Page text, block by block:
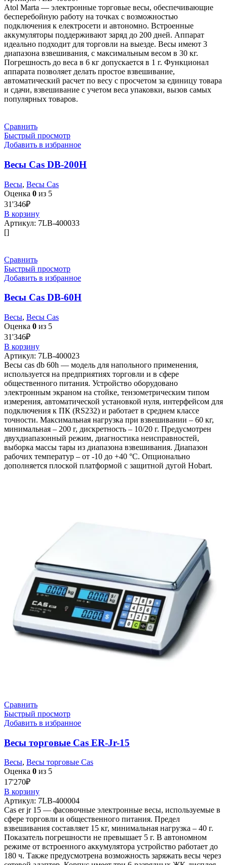
Atol Marta — электронные торговые весы, обеспечивающие
бесперебойную работу на точках с возможностью
подключения к електросети и автономно. Встроенные
аккумуляторы поддерживают заряд до 200 дней. Аппарат
идеально подходит для торговли на выезде. Весы имеют 3
диапазона взвешивания, с максимальным весом в 30 кг.
Погрешность до веса в 6 кг допускается в 1 г. Функционал
аппарата позволяет делать простое взвешивание,
автоматический расчет по весу с просчетом за единицу товара
и сдачи, взвешивание с учетом веса упаковки, вызов самых
популярных товаров.
Сравнить
Быстрый просмотр
Добавить в избранное
Весы Cas DB-200H
Весы, Весы Cas
Оценка 0 из 5
31'346₽
В корзину
Артикул: 7LB-400033
[]
Сравнить
Быстрый просмотр
Добавить в избранное
Весы Cas DB-60H
Весы, Весы Cas
Оценка 0 из 5
31'346₽
В корзину
Артикул: 7LB-400023
Весы cas db 60h — модель для напольного применения,
используется на предприятиях торговли и в сфере
общественного питания. Устройство оборудовано
электронным экраном на стойке, тензометрическим типом
измерения, автоматической установкой нуля, интерфейсом для
подключения к ПК (RS232) и работает в среднем классе
точности. Максимальная нагрузка при взвешивании – 60 кг,
минимальная – 200 г, дискретность – 10/20 г. Предусмотрен
двухдиапазонный режим, диагностика неисправностей,
выборка массы тары из диапазона взвешивания. Диапазон
рабочих температур – от -10 до +40 °C. Опционально
дополняется плоской платформой с защитной дугой Hobart.
Сравнить
Быстрый просмотр
Добавить в избранное
Весы торговые Cas ER-Jr-15
Весы, Весы торговые Cas
Оценка 0 из 5
17'270₽
В корзину
Артикул: 7LB-400004
Cas er jr 15 — фасовочные электронные весы, используемые в
сфере торговли и общественного питания. Предел
взвешивания составляет 15 кг, минимальная нагрузка – 40 г.
Показатель погрешности не превышает 5 г. В автономном
режиме от встроенного аккумулятора устройство работает до
180 ч. Также предусмотрена возможность заряжать весы через